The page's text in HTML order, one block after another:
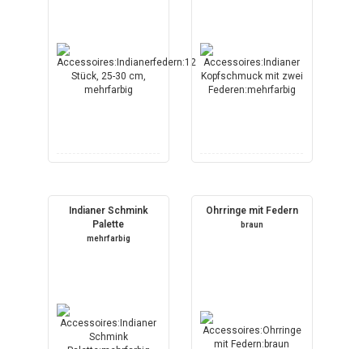
Indianer Schmink
Palette
mehrfarbig
Ohrringe mit Federn
braun